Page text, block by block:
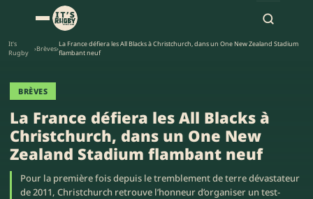
It's
Rugby
›Brèves›La France défiera les All Blacks à Christchurch, dans un One New Zealand Stadium
flambant neuf
BRÈVES
La France défiera les All Blacks à
Christchurch, dans un One New
Zealand Stadium flambant neuf
Pour la première fois depuis le tremblement de terre dévastateur
de 2011, Christchurch retrouve l’honneur d’organiser un test-